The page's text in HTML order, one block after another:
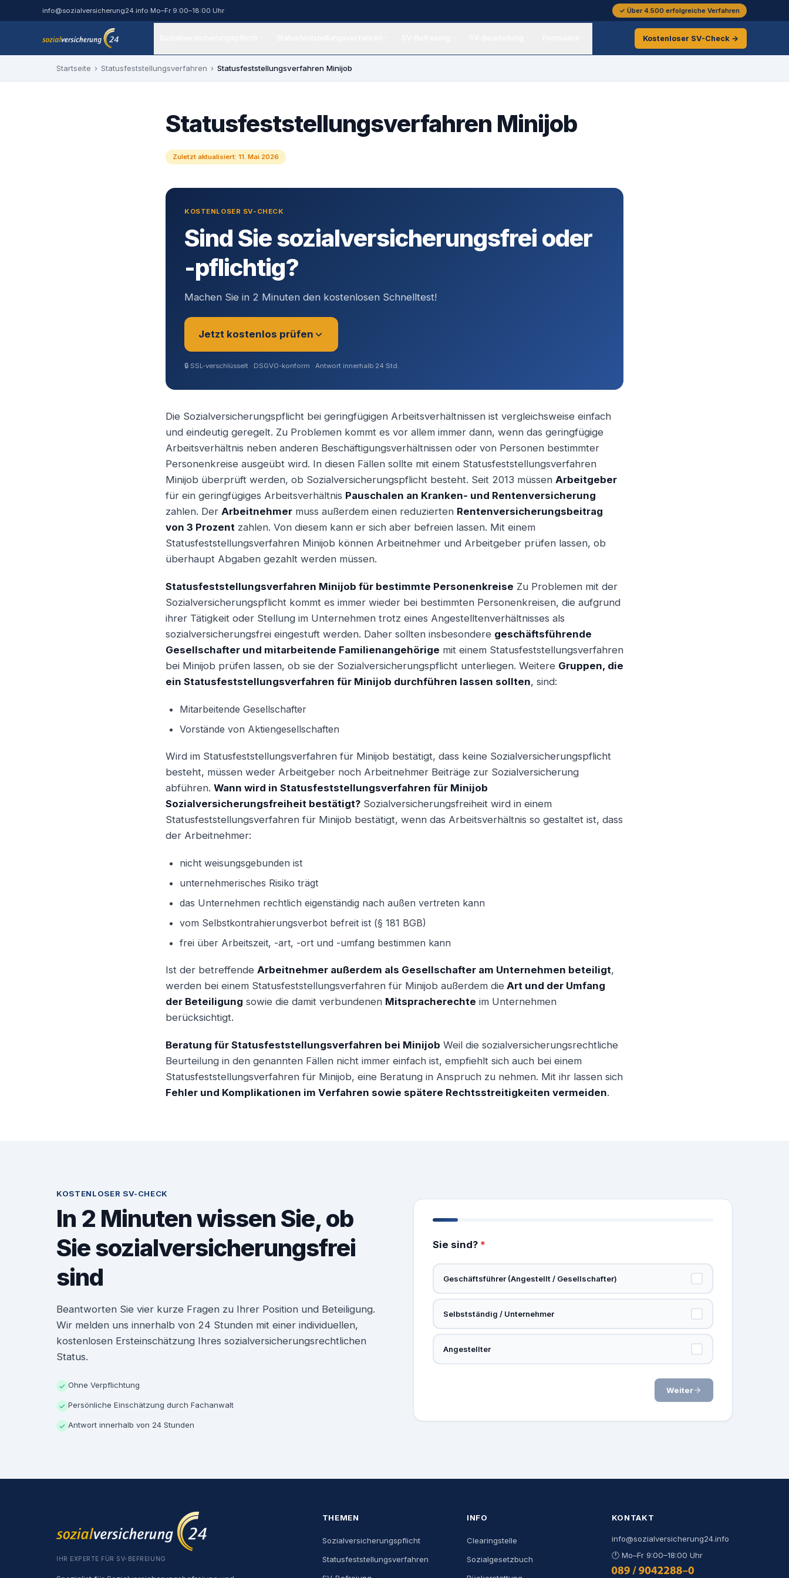
Zum Inhalt springen
info@sozialversicherung24.info·Mo–Fr 9:00–18:00 Uhr ✓ Über 4.500 erfolgreiche Verfahren
sozialversicherung24 — Ihr Experte für SV-Befreiung
Kostenloser SV-Check →
Startseite › Statusfeststellungsverfahren › Statusfeststellungsverfahren Minijob
Statusfeststellungsverfahren Minijob
Zuletzt aktualisiert: 11. Mai 2026
KOSTENLOSER SV-CHECK
Sind Sie sozialversicherungsfrei oder
-pflichtig?
Machen Sie in 2 Minuten den kostenlosen Schnelltest!
Jetzt kostenlos prüfen
Sie sind? *
Geschäftsführer (Angestellt / Gesellschafter)
Selbstständig / Unternehmer
Angestellter
🔒 SSL-verschlüsselt · DSGVO-konform · Antwort innerhalb 24 Std.
Die Sozialversicherungspflicht bei geringfügigen Arbeitsverhältnissen ist vergleichsweise einfach
und eindeutig geregelt. Zu Problemen kommt es vor allem immer dann, wenn das geringfügige
Arbeitsverhältnis neben anderen Beschäftigungsverhältnissen oder von Personen bestimmter
Personenkreise ausgeübt wird. In diesen Fällen sollte mit einem Statusfeststellungsverfahren
Minijob überprüft werden, ob Sozialversicherungspflicht besteht. Seit 2013 müssen Arbeitgeber
für ein geringfügiges Arbeitsverhältnis Pauschalen an Kranken- und Rentenversicherung
zahlen. Der Arbeitnehmer muss außerdem einen reduzierten Rentenversicherungsbeitrag
von 3 Prozent zahlen. Von diesem kann er sich aber befreien lassen. Mit einem
Statusfeststellungsverfahren Minijob können Arbeitnehmer und Arbeitgeber prüfen lassen, ob
überhaupt Abgaben gezahlt werden müssen.
Statusfeststellungsverfahren Minijob für bestimmte Personenkreise Zu Problemen mit der
Sozialversicherungspflicht kommt es immer wieder bei bestimmten Personenkreisen, die aufgrund
ihrer Tätigkeit oder Stellung im Unternehmen trotz eines Angestelltenverhältnisses als
sozialversicherungsfrei eingestuft werden. Daher sollten insbesondere geschäftsführende
Gesellschafter und mitarbeitende Familienangehörige mit einem Statusfeststellungsverfahren
bei Minijob prüfen lassen, ob sie der Sozialversicherungspflicht unterliegen. Weitere Gruppen, die
ein Statusfeststellungsverfahren für Minijob durchführen lassen sollten, sind:
Mitarbeitende Gesellschafter
Vorstände von Aktiengesellschaften
Wird im Statusfeststellungsverfahren für Minijob bestätigt, dass keine Sozialversicherungspflicht
besteht, müssen weder Arbeitgeber noch Arbeitnehmer Beiträge zur Sozialversicherung
abführen. Wann wird in Statusfeststellungsverfahren für Minijob
Sozialversicherungsfreiheit bestätigt? Sozialversicherungsfreiheit wird in einem
Statusfeststellungsverfahren für Minijob bestätigt, wenn das Arbeitsverhältnis so gestaltet ist, dass
der Arbeitnehmer:
nicht weisungsgebunden ist
unternehmerisches Risiko trägt
das Unternehmen rechtlich eigenständig nach außen vertreten kann
vom Selbstkontrahierungsverbot befreit ist (§ 181 BGB)
frei über Arbeitszeit, -art, -ort und -umfang bestimmen kann
Ist der betreffende Arbeitnehmer außerdem als Gesellschafter am Unternehmen beteiligt,
werden bei einem Statusfeststellungsverfahren für Minijob außerdem die Art und der Umfang
der Beteiligung sowie die damit verbundenen Mitspracherechte im Unternehmen
berücksichtigt.
Beratung für Statusfeststellungsverfahren bei Minijob Weil die sozialversicherungsrechtliche
Beurteilung in den genannten Fällen nicht immer einfach ist, empfiehlt sich auch bei einem
Statusfeststellungsverfahren für Minijob, eine Beratung in Anspruch zu nehmen. Mit ihr lassen sich
Fehler und Komplikationen im Verfahren sowie spätere Rechtsstreitigkeiten vermeiden.
KOSTENLOSER SV-CHECK
In 2 Minuten wissen Sie, ob
Sie sozialversicherungsfrei
sind
Beantworten Sie vier kurze Fragen zu Ihrer Position und Beteiligung.
Wir melden uns innerhalb von 24 Stunden mit einer individuellen,
kostenlosen Ersteinschätzung Ihres sozialversicherungsrechtlichen
Status.
✓ Ohne Verpflichtung
✓ Persönliche Einschätzung durch Fachanwalt
✓ Antwort innerhalb von 24 Stunden
Sie sind? *
Geschäftsführer (Angestellt / Gesellschafter)
Selbstständig / Unternehmer
Angestellter
Weiter
IHR EXPERTE FÜR SV-BEFREIUNG
THEMEN
Sozialversicherungspflicht
Statusfeststellungsverfahren
INFO
Clearingstelle
Sozialgesetzbuch
KONTAKT
info@sozialversicherung24.info
🕐 Mo–Fr 9:00–18:00 Uhr